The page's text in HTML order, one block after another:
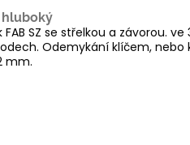
hluboký
SZ se střelkou a závorou. ve
Odemykání klíčem, nebo
mm.